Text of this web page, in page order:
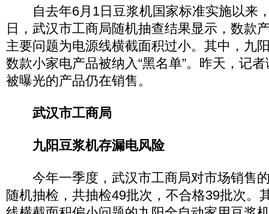
自去年6月1日豆浆机国家标准实施以来
日，武汉市工商局随机抽查结果显示，数款
主要问题为电源线横截面积过小。其中，九
数款小家电产品被纳入“黑名单”。昨天，记
被曝光的产品仍在销售。
武汉市工商局
九阳豆浆机存漏电风险
今年一季度，武汉市工商局对市场销售
随机抽检，共抽检49批次，不合格39批次。